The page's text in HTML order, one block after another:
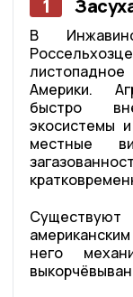
1
В
Америки.
быстро
экосистемы
местные
него